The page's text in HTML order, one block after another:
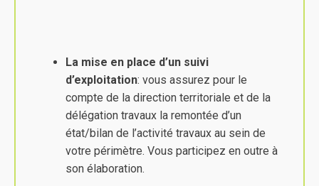
La mise en place d’un suivi
d’exploitation: vous assurez pour le
compte de la direction territoriale et de la
délégation travaux la remontée d’un
état/bilan de l’activité travaux au sein de
votre périmètre. Vous participez en outre à
son élaboration.